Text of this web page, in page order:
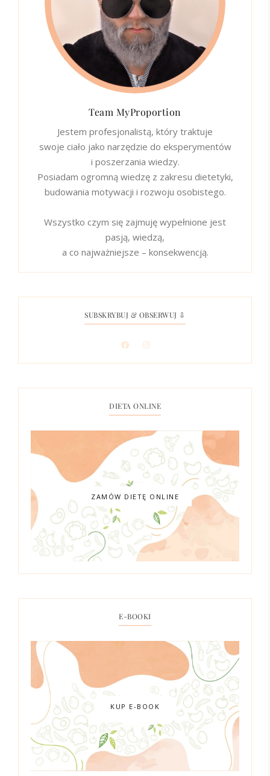
Team MyProportion
Jestem profesjonalistą, który traktuje
swoje ciało jako narzędzie do eksperymentów
i poszerzania wiedzy.
Posiadam ogromną wiedzę z zakresu dietetyki,
budowania motywacji i rozwoju osobistego.
Wszystko czym się zajmuję wypełnione jest
pasją, wiedzą,
a co najważniejsze – konsekwencją.
SUBSKRYBUJ & OBSERWUJ ⇩
DIETA ONLINE
ZAMÓW DIETĘ ONLINE
E-BOOKI
KUP E-BOOK